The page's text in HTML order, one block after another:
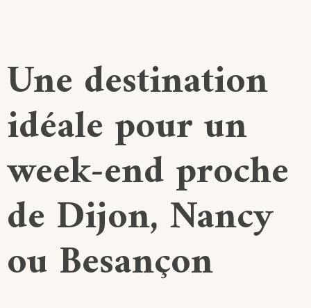
Une destination
idéale pour un
week-end proche
de Dijon, Nancy
ou Besançon